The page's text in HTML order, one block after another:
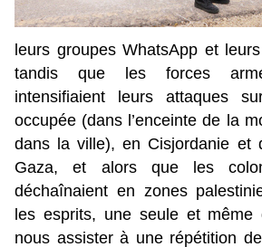
leurs groupes WhatsApp et
tandis que les forces
intensifiaient leurs attaques
occupée (dans l’enceinte de la
dans la ville), en Cisjordanie et
Gaza, et alors que les
déchaînaient en zones
les esprits, une seule et même
nous assister à une répétition